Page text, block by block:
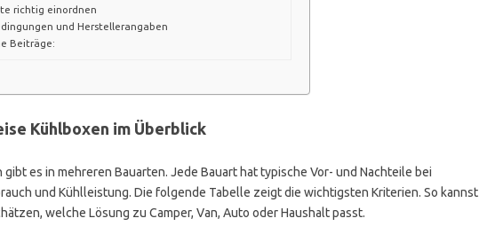
richtig einordnen
und Herstellerangaben
Beiträge:
Kühlboxen im Überblick
gibt es in mehreren Bauarten. Jede Bauart hat typische Vor- und Nachteile bei
und Kühlleistung. Die folgende Tabelle zeigt die wichtigsten Kriterien. So kannst
welche Lösung zu Camper, Van, Auto oder Haushalt passt.